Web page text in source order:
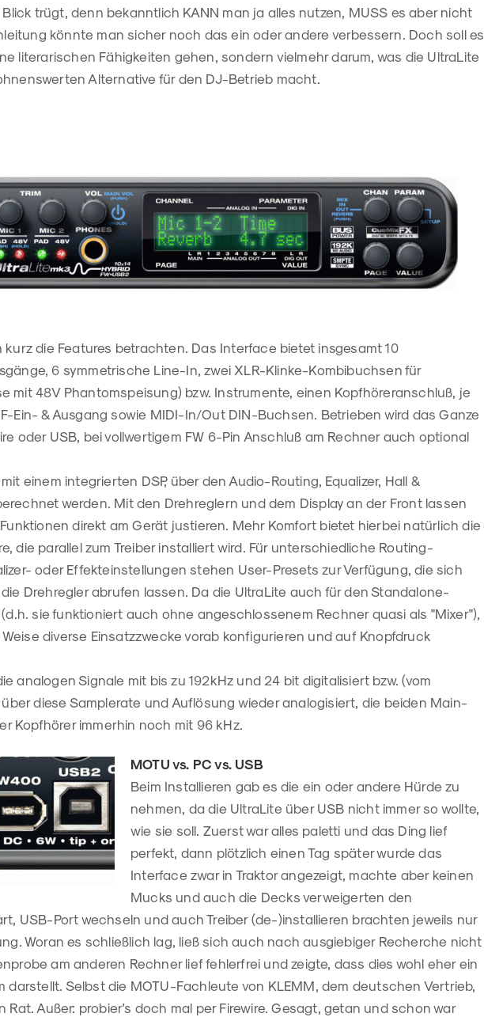
trügt, denn bekanntlich KANN man ja alles nutzen, MUSS es aber nicht
könnte man sicher noch das ein oder andere verbessern. Doch soll es
literarischen Fähigkeiten gehen, sondern vielmehr darum, was die UltraLite
Alternative für den DJ-Betrieb macht.
kurz die Features betrachten. Das Interface bietet insgesamt 10
6 symmetrische Line-In, zwei XLR-Klinke-Kombibuchsen für
mit 48V Phantomspeisung) bzw. Instrumente, einen Kopfhöreranschluß, je
Ein- & Ausgang sowie MIDI-In/Out DIN-Buchsen. Betrieben wird das Ganze
oder USB, bei vollwertigem FW 6-Pin Anschluß am Rechner auch optional
einem integrierten DSP, über den Audio-Routing, Equalizer, Hall &
werden. Mit den Drehreglern und dem Display an der Front lassen
direkt am Gerät justieren. Mehr Komfort bietet hierbei natürlich die
die parallel zum Treiber installiert wird. Für unterschiedliche Routing-
oder Effekteinstellungen stehen User-Presets zur Verfügung, die sich
Drehregler abrufen lassen. Da die UltraLite auch für den Standalone-
sie funktioniert auch ohne angeschlossenem Rechner quasi als "Mixer"),
diverse Einsatzzwecke vorab konfigurieren und auf Knopfdruck
analogen Signale mit bis zu 192kHz und 24 bit digitalisiert bzw. (vom
diese Samplerate und Auflösung wieder analogisiert, die beiden Main-
Kopfhörer immerhin noch mit 96 kHz.
MOTU vs. PC vs. USB
Beim Installieren gab es die ein oder andere Hürde zu
nehmen, da die UltraLite über USB nicht immer so wollte,
wie sie soll. Zuerst war alles paletti und das Ding lief
perfekt, dann plötzlich einen Tag später wurde das
Interface zwar in Traktor angezeigt, machte aber keinen
Mucks und auch die Decks verweigerten den
USB-Port wechseln und auch Treiber (de-)installieren brachten jeweils nur
Woran es schließlich lag, ließ sich auch nach ausgiebiger Recherche nicht
am anderen Rechner lief fehlerfrei und zeigte, dass dies wohl eher ein
darstellt. Selbst die MOTU-Fachleute von KLEMM, dem deutschen Vertrieb,
Rat. Außer: probier's doch mal per Firewire. Gesagt, getan und schon war